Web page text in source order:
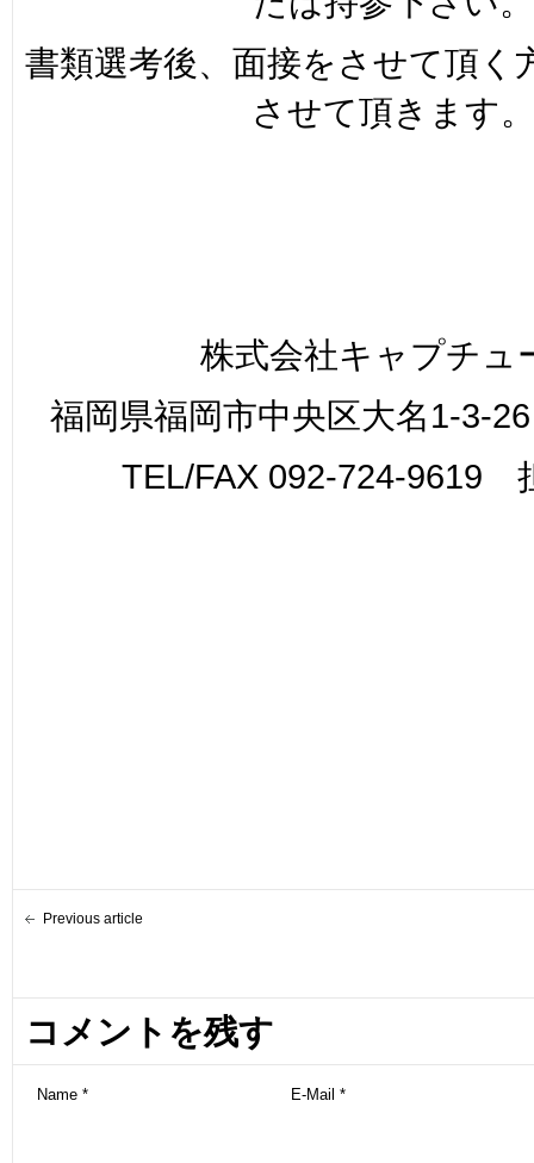
書類選考後、面接をさせて頂く
させて頂きます。
株式会社キャプチュ
福岡県福岡市中央区大名1-3-
TEL/FAX 092-724-9619
Previous article
コメントを残す